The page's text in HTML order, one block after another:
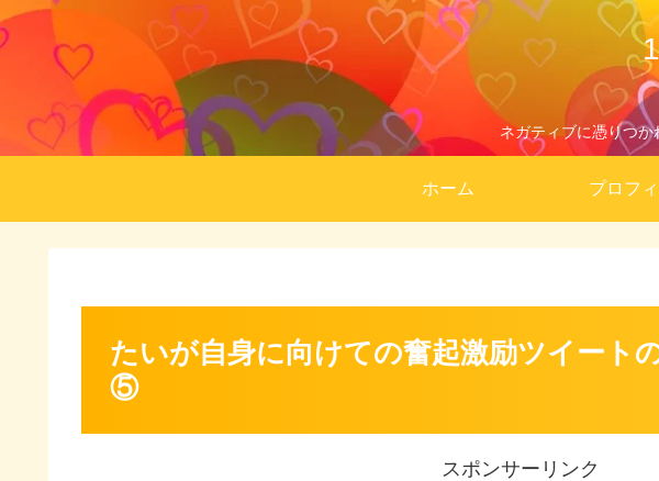
ネガティブに憑りつ
ホーム プロフ
たいが自身に向けての奮起激励ツイート
⑤
スポンサーリンク